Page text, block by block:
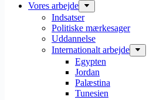
Vores arbejde
Indsatser
Politiske mærkesager
Uddannelse
Internationalt arbejde
Egypten
Jordan
Palæstina
Tunesien